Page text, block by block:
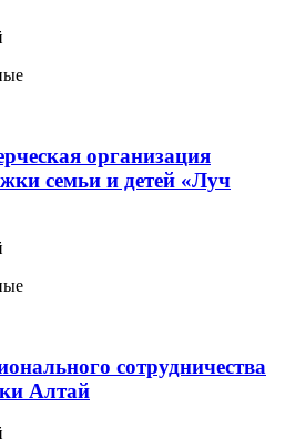
организация
семьи и детей «Луч
сотрудничества
Алтай